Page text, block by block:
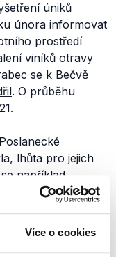
Více o cookies
úniků
února informovat
prostředí
viníků otravy
se k Bečvě
. O průběhu
lhůta pro jejich
například
Sněmovna žádá
rámci boje proti